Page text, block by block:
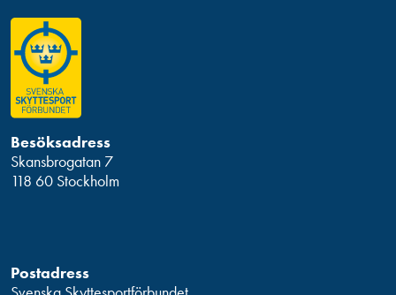
Besöksadress
Skansbrogatan 7
118 60 Stockholm
Postadress